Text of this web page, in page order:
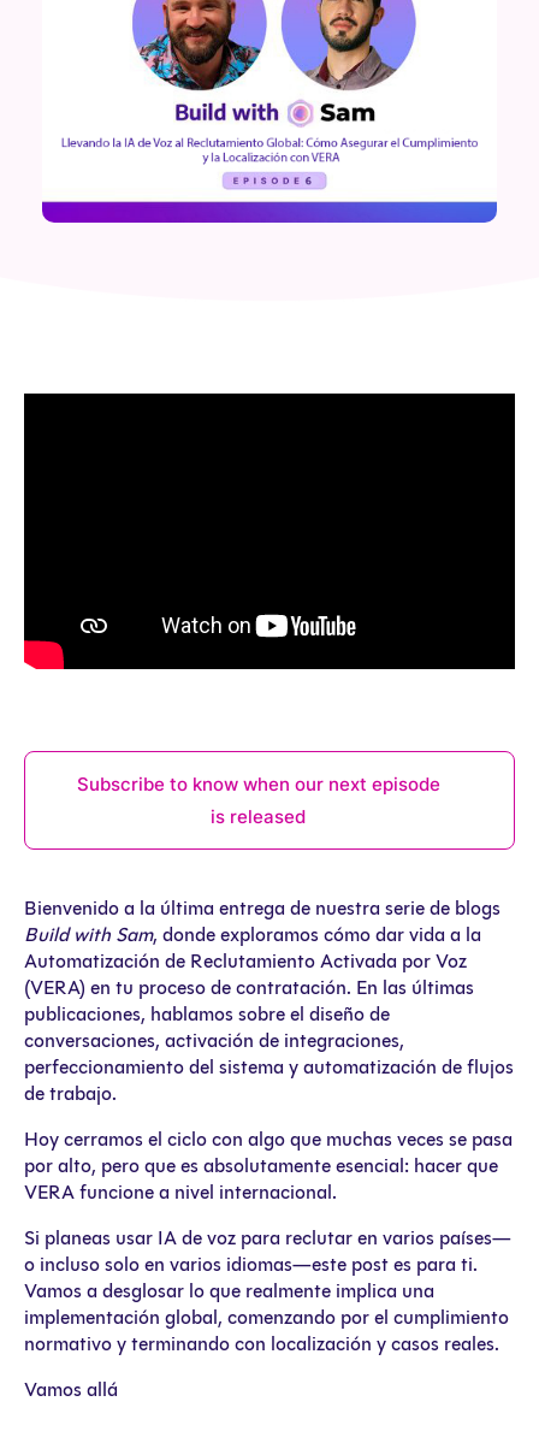
Subscribe to know when our next episode
is released
Bienvenido a la última entrega de nuestra serie de blogs
Build with Sam, donde exploramos cómo dar vida a la
Automatización de Reclutamiento Activada por Voz
(VERA) en tu proceso de contratación. En las últimas
publicaciones, hablamos sobre el diseño de
conversaciones, activación de integraciones,
perfeccionamiento del sistema y automatización de flujos
de trabajo.
Hoy cerramos el ciclo con algo que muchas veces se pasa
por alto, pero que es absolutamente esencial: hacer que
VERA funcione a nivel internacional.
Si planeas usar IA de voz para reclutar en varios países—
o incluso solo en varios idiomas—este post es para ti.
Vamos a desglosar lo que realmente implica una
implementación global, comenzando por el cumplimiento
normativo y terminando con localización y casos reales.
Vamos allá